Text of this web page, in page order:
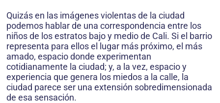
Quizás en las imágenes violentas de la ciudad
podemos hablar de una correspondencia entre los
niños de los estratos bajo y medio de Cali. Si el barrio
representa para ellos el lugar más próximo, el más
amado, espacio donde experimentan
cotidianamente la ciudad; y, a la vez, espacio y
experiencia que genera los miedos a la calle, la
ciudad parece ser una extensión sobredimensionada
de esa sensación.